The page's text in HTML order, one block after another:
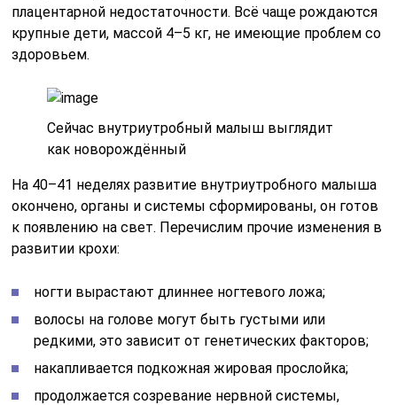
плацентарной недостаточности. Всё чаще рождаются
крупные дети, массой 4–5 кг, не имеющие проблем со
здоровьем.
Сейчас внутриутробный малыш выглядит
как новорождённый
На 40–41 неделях развитие внутриутробного малыша
окончено, органы и системы сформированы, он готов
к появлению на свет. Перечислим прочие изменения в
развитии крохи:
ногти вырастают длиннее ногтевого ложа;
волосы на голове могут быть густыми или
редкими, это зависит от генетических факторов;
накапливается подкожная жировая прослойка;
продолжается созревание нервной системы,